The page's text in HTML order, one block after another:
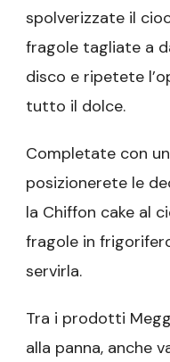
spolverizzate il
fragole tagliate a
disco e ripetete
tutto il dolce.
Completate con
posizionerete le
la Chiffon cake al
fragole in
servirla.
Tra i prodotti
alla panna, anche